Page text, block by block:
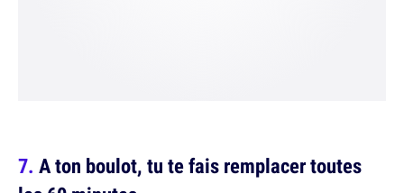
A ton boulot, tu te fais remplacer toutes